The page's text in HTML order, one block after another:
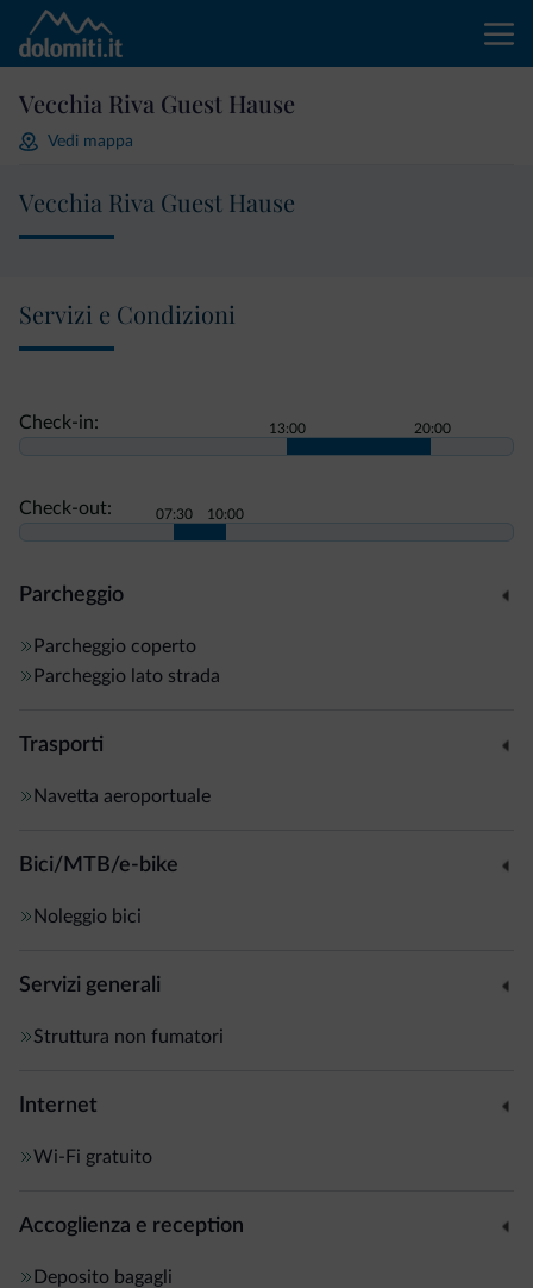
Vecchia Riva Guest Hause
Vedi mappa
Vecchia Riva Guest Hause
Servizi e Condizioni
Check-in: 13:00 20:00
Check-out: 07:30 10:00
Parcheggio
Parcheggio coperto
Parcheggio lato strada
Trasporti
Navetta aeroportuale
Bici/MTB/e-bike
Noleggio bici
Servizi generali
Struttura non fumatori
Internet
Wi-Fi gratuito
Accoglienza e reception
Deposito bagagli